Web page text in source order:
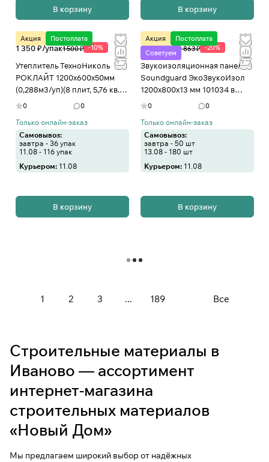
В корзину В корзину
Акция Постоплата
1 350 ₽/упак1 500 ₽ -10%
Утеплитель ТехноНиколь
РОКЛАЙТ 1200х600х50мм
(0,288м3/уп)(8 плит, 5,76 кв.м)
в Иваново
0 0
Только онлайн-заказ
Самовывоз:
завтра - 36 упак
11.08 - 116 упак
Курьером: 11.08
В корзину
Акция
Постоплата
Советуем
1 491 ₽/шт1 863 ₽ -20%
Звукоизоляционная панель
Soundguard ЭкоЗвукоИзол
1200x800x13 мм 101034 в
Иваново
0 0
Только онлайн-заказ
Самовывоз:
завтра - 50 шт
13.08 - 180 шт
Курьером: 11.08
В корзину
Загрузить еще
1 2 3 ... 189 Все
Строительные материалы в
Иваново — ассортимент
интернет-магазина
строительных материалов
«Новый Дом»
Мы предлагаем широкий выбор от надёжных